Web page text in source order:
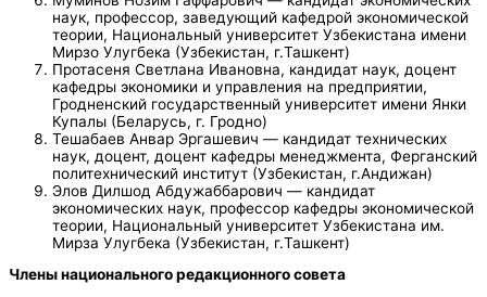
наук, профессор, заведующий кафедрой экономической
теории, Национальный университет Узбекистана имени
Мирзо Улугбека (Узбекистан, г.Ташкент)
Протасеня Светлана Ивановна, кандидат наук, доцент
кафедры экономики и управления на предприятии,
Гродненский государственный университет имени Янки
Купалы (Беларусь, г. Гродно)
Тешабаев Анвар Эргашевич — кандидат технических
наук, доцент, доцент кафедры менеджмента, Ферганский
политехнический институт (Узбекистан, г.Андижан)
Элов Дилшод Абдужаббарович — кандидат
экономических наук, профессор кафедры экономической
теории, Национальный университет Узбекистана им.
Мирза Улугбека (Узбекистан, г.Ташкент)
Члены национального редакционного совета